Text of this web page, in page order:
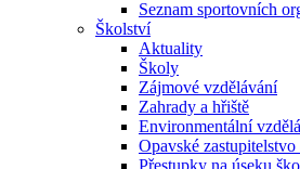
Seznam sportovních
Školství
Aktuality
Školy
Zájmové vzdělávání
Zahrady a hřiště
Environmentální
Opavské zastupitelstvo